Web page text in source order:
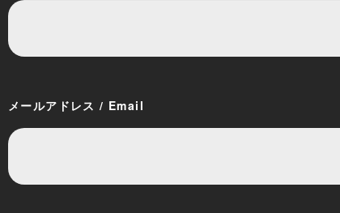
メールアドレス / Email